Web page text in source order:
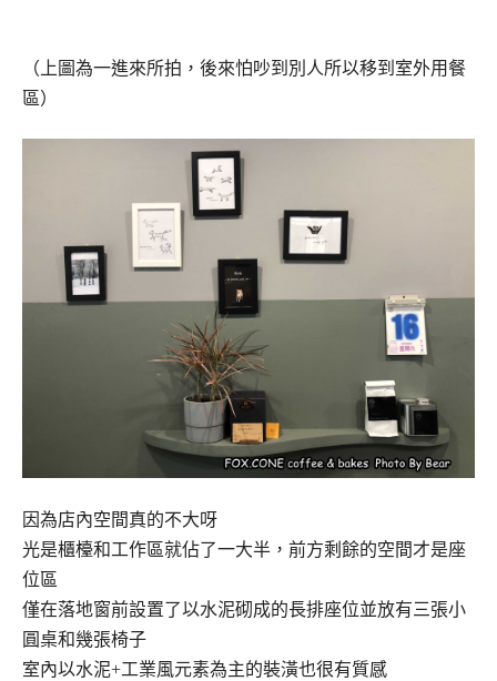
（上圖為一進來所拍，後來怕吵到別人所以移到室外用餐
區）
因為店內空間真的不大呀
光是櫃檯和工作區就佔了一大半，前方剩餘的空間才是座
位區
僅在落地窗前設置了以水泥砌成的長排座位並放有三張小
圓桌和幾張椅子
室內以水泥+工業風元素為主的裝潢也很有質感